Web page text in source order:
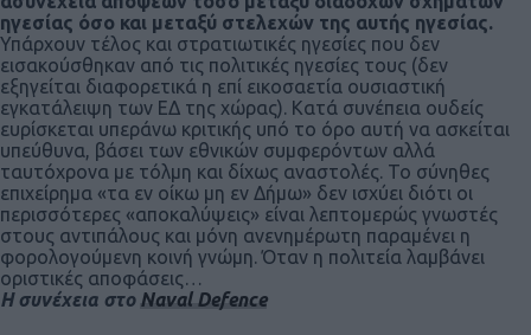
ηγεσίας όσο και μεταξύ στελεχών της αυτής ηγεσίας.
Υπάρχουν τέλος και στρατιωτικές ηγεσίες που δεν
εισακούσθηκαν από τις πολιτικές ηγεσίες τους (δεν
εξηγείται διαφορετικά η επί εικοσαετία ουσιαστική
εγκατάλειψη των ΕΔ της χώρας). Κατά συνέπεια ουδείς
ευρίσκεται υπεράνω κριτικής υπό το όρο αυτή να ασκείται
υπεύθυνα, βάσει των εθνικών συμφερόντων αλλά
ταυτόχρονα με τόλμη και δίχως αναστολές. Το σύνηθες
επιχείρημα «τα εν οίκω μη εν Δήμω» δεν ισχύει διότι οι
περισσότερες «αποκαλύψεις» είναι λεπτομερώς γνωστές
στους αντιπάλους και μόνη ανενημέρωτη παραμένει η
φορολογούμενη κοινή γνώμη. Όταν η πολιτεία λαμβάνει
οριστικές αποφάσεις…
Η συνέχεια στο Naval Defence